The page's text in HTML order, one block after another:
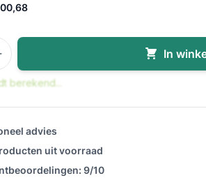
In
berekend...
advies
uit voorraad
9/10